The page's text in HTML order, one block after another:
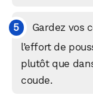
Gardez vos
l’effort de
plutôt que
coude.